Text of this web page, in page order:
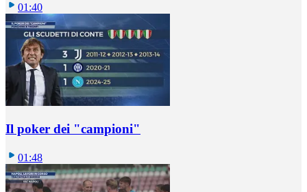
01:40
Il poker dei "campioni"
01:48